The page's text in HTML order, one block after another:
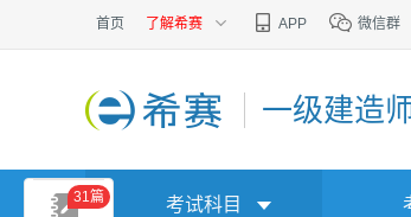
首页 了解希赛 APP 微信群
一级建造
考试科目
31篇